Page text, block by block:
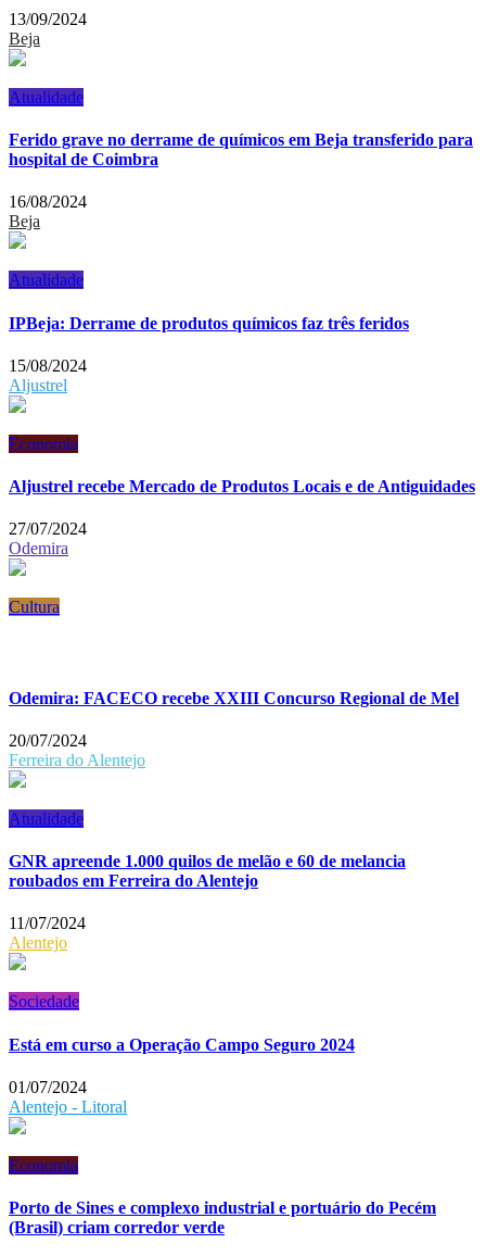
13/09/2024
Beja
Atualidade
Ferido grave no derrame de químicos em Beja transferido para
hospital de Coimbra
16/08/2024
Beja
Atualidade
IPBeja: Derrame de produtos químicos faz três feridos
15/08/2024
Aljustrel
Economia
Aljustrel recebe Mercado de Produtos Locais e de Antiguidades
27/07/2024
Odemira
Cultura
Odemira: FACECO recebe XXIII Concurso Regional de Mel
20/07/2024
Ferreira do Alentejo
Atualidade
GNR apreende 1.000 quilos de melão e 60 de melancia
roubados em Ferreira do Alentejo
11/07/2024
Alentejo
Sociedade
Está em curso a Operação Campo Seguro 2024
01/07/2024
Alentejo - Litoral
Economia
Porto de Sines e complexo industrial e portuário do Pecém
(Brasil) criam corredor verde